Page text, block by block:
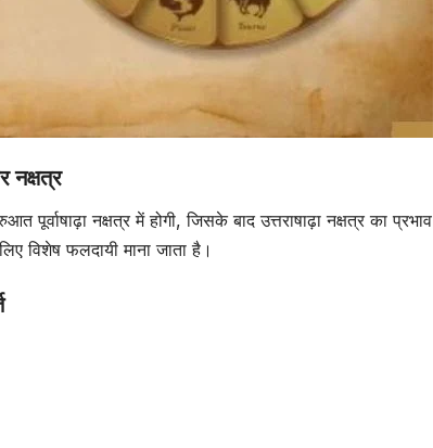
नक्षत्र में होगी, जिसके बाद उत्तराषाढ़ा नक्षत्र का प्रभाव
विशेष फलदायी माना जाता है।